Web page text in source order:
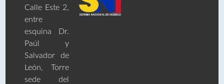
Calle Este 2,
entre
esquina Dr.
Paúl y
Salvador de
León, Torre
sede del